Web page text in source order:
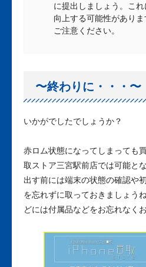
に提出しましょう。こ
向上する可能性があり
ご注意ください。
〜終わりに・・・〜
いかがでしたでしょうか？
赤ロム状態になってしまっても
取ストア三宮駅前店では可能と
出す前には端末の状態の確認や
を忘れずに取っておきましょう
どには付属品などをお忘れなく